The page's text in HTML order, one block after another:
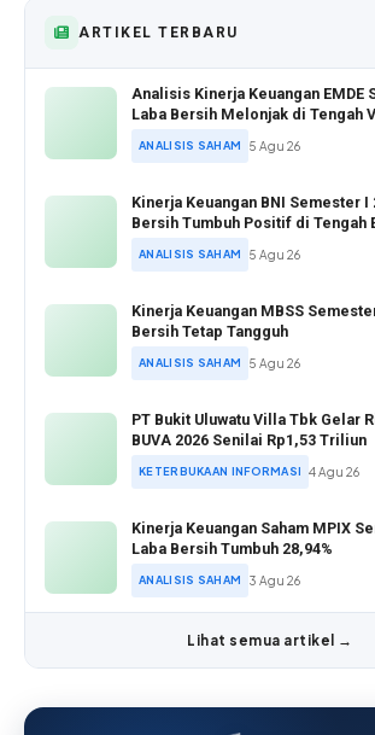
ARTIKEL TERBARU
Analisis Kinerja Keuangan EMDE
Laba Bersih Melonjak di Tengah
ANALISIS SAHAM 5 Agu 26
Kinerja Keuangan BNI Semester I
Bersih Tumbuh Positif di Tengah
ANALISIS SAHAM 5 Agu 26
Kinerja Keuangan MBSS
Bersih Tetap Tangguh
ANALISIS SAHAM 5 Agu 26
PT Bukit Uluwatu Villa Tbk Gelar
BUVA 2026 Senilai Rp1,53 Triliun
KETERBUKAAN INFORMASI 4 Agu 26
Kinerja Keuangan Saham MPIX
Laba Bersih Tumbuh 28,94%
ANALISIS SAHAM 3 Agu 26
Lihat semua artikel →